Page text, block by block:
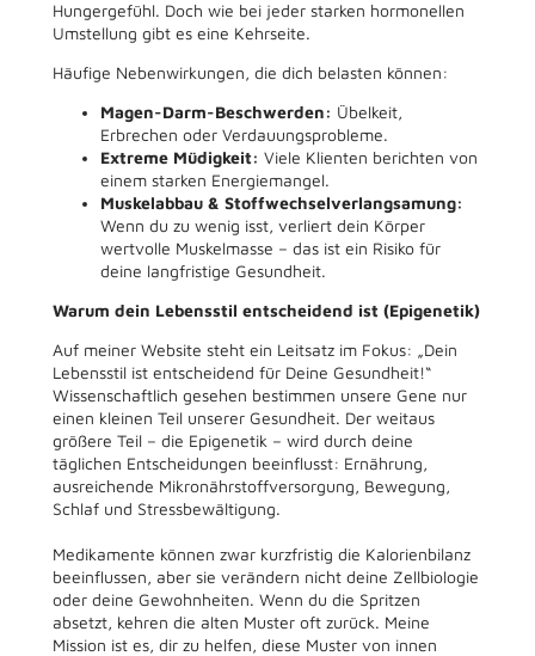
Hungergefühl. Doch wie bei jeder starken hormonellen
Umstellung gibt es eine Kehrseite.
Häufige Nebenwirkungen, die dich belasten können:
Magen-Darm-Beschwerden: Übelkeit,
Erbrechen oder Verdauungsprobleme.
Extreme Müdigkeit: Viele Klienten berichten von
einem starken Energiemangel.
Muskelabbau & Stoffwechselverlangsamung:
Wenn du zu wenig isst, verliert dein Körper
wertvolle Muskelmasse – das ist ein Risiko für
deine langfristige Gesundheit.
Warum dein Lebensstil entscheidend ist (Epigenetik)
Auf meiner Website steht ein Leitsatz im Fokus: „Dein
Lebensstil ist entscheidend für Deine Gesundheit!“
Wissenschaftlich gesehen bestimmen unsere Gene nur
einen kleinen Teil unserer Gesundheit. Der weitaus
größere Teil – die Epigenetik – wird durch deine
täglichen Entscheidungen beeinflusst: Ernährung,
ausreichende Mikronährstoffversorgung, Bewegung,
Schlaf und Stressbewältigung.
Medikamente können zwar kurzfristig die Kalorienbilanz
beeinflussen, aber sie verändern nicht deine Zellbiologie
oder deine Gewohnheiten. Wenn du die Spritzen
absetzt, kehren die alten Muster oft zurück. Meine
Mission ist es, dir zu helfen, diese Muster von innen